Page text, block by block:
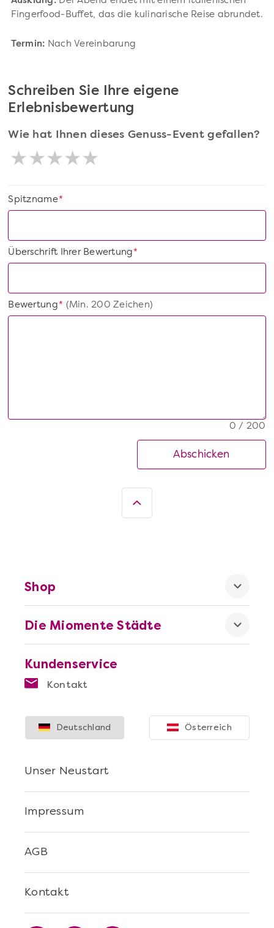
Fingerfood-Buffet, das die kulinarische Reise abrundet.
Termin: Nach Vereinbarung
Schreiben Sie Ihre eigene
Erlebnisbewertung
Wie hat Ihnen dieses Genuss-Event gefallen?
*
Spitzname
*
Überschrift Ihrer Bewertung
*
Bewertung(Min. 200 Zeichen)
0 / 200
Abschicken
Kundenservice
Kontakt
Die Miomente Städte
Shop
Kontakt
AGB
Impressum
Unser Neustart
Deutschland Österreich